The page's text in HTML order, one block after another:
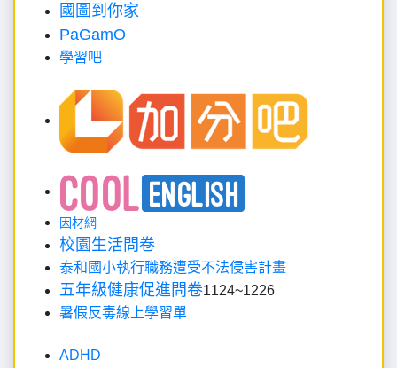
國圖到你家
PaGamO
學習吧
因材網
校園生活問卷
泰和國小執行職務遭受不法侵害計畫
五年級健康促進問卷1124~1226
暑假反毒線上學習單
ADHD